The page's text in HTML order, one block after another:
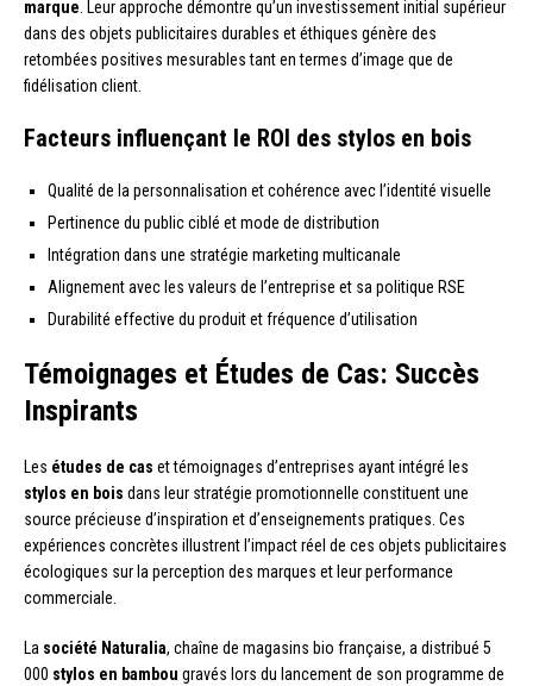
marque . Leur approche démontre qu’un investissement initial supérieur
dans des objets publicitaires durables et éthiques génère des
retombées positives mesurables tant en termes d’image que de
fidélisation client.
Facteurs influençant le ROI des stylos en bois
Qualité de la personnalisation et cohérence avec l’identité visuelle
Pertinence du public ciblé et mode de distribution
Intégration dans une stratégie marketing multicanale
Alignement avec les valeurs de l’entreprise et sa politique RSE
Durabilité effective du produit et fréquence d’utilisation
Témoignages et Études de Cas: Succès
Inspirants
Les études de cas et témoignages d’entreprises ayant intégré les
stylos en bois dans leur stratégie promotionnelle constituent une
source précieuse d’inspiration et d’enseignements pratiques. Ces
expériences concrètes illustrent l’impact réel de ces objets publicitaires
écologiques sur la perception des marques et leur performance
commerciale.
La société Naturalia, chaîne de magasins bio française, a distribué 5
000 stylos en bambou gravés lors du lancement de son programme de